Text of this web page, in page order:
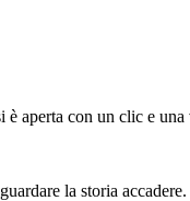
aperta con un clic e
la storia